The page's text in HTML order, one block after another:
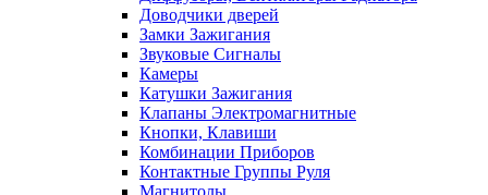
Доводчики дверей
Замки Зажигания
Звуковые Сигналы
Камеры
Катушки Зажигания
Клапаны Электромагнитные
Кнопки, Клавиши
Комбинации Приборов
Контактные Группы Руля
Магнитолы